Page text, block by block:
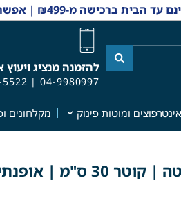
| אפשרות למשלוחי אקספרס מהיום למחר | למענה אנושי והזמנות 04-9980997
להזמנה מנציג ויעוץ
04-9980997
|
אינטרפוצים ומוטות פינוק מקלחונים
ראש גשם עגול | נירוסטה |